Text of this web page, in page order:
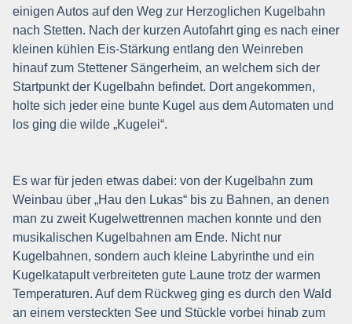
einigen Autos auf den Weg zur Herzoglichen Kugelbahn
nach Stetten. Nach der kurzen Autofahrt ging es nach einer
kleinen kühlen Eis-Stärkung entlang den Weinreben
hinauf zum Stettener Sängerheim, an welchem sich der
Startpunkt der Kugelbahn befindet. Dort angekommen,
holte sich jeder eine bunte Kugel aus dem Automaten und
los ging die wilde „Kugelei“.
Es war für jeden etwas dabei: von der Kugelbahn zum
Weinbau über „Hau den Lukas“ bis zu Bahnen, an denen
man zu zweit Kugelwettrennen machen konnte und den
musikalischen Kugelbahnen am Ende. Nicht nur
Kugelbahnen, sondern auch kleine Labyrinthe und ein
Kugelkatapult verbreiteten gute Laune trotz der warmen
Temperaturen. Auf dem Rückweg ging es durch den Wald
an einem versteckten See und Stückle vorbei hinab zum